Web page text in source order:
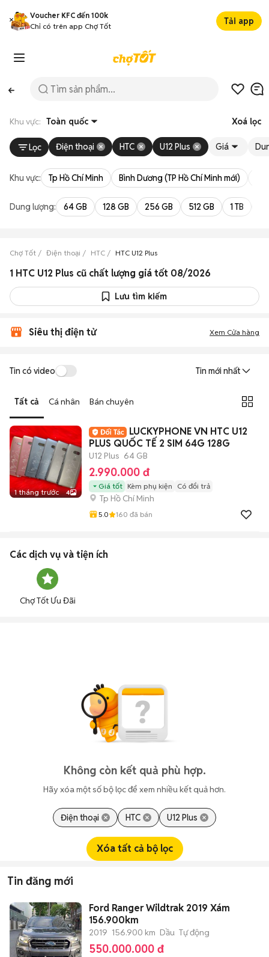
Voucher KFC đến 100k
Chỉ có trên app Chợ Tốt
Tải app
Khu vực: Toàn quốc Xoá lọc
Lọc Điện thoại HTC U12 Plus Giá
Khu vực: Tp Hồ Chí Minh Bình Dương (TP Hồ Chí Minh mới)
Dung lượng: 64 GB 128 GB 256 GB 512 GB 1 TB
Chợ Tốt Điện thoại HTC HTC U12 Plus
1 HTC U12 Plus cũ chất lượng giá tốt 08/2026
Lưu tìm kiếm
Siêu thị điện tử Xem Cửa hàng
Tin có video Tin mới nhất
Tất cả Cá nhân Bán chuyên
1 tháng trước 4
LUCKYPHONE VN HTC U12
PLUS QUỐC TẾ 2 SIM 64G 128G
U12 Plus 64 GB
2.990.000 đ
Giá tốt Kèm phụ kiện Có đổi trả
Tp Hồ Chí Minh
5.0 160 đã bán
Các dịch vụ và tiện ích
Chợ Tốt Ưu Đãi
Không còn kết quả phù hợp.
Hãy xóa một số bộ lọc để xem nhiều kết quả hơn.
Điện thoại HTC U12 Plus
Xóa tất cả bộ lọc
Tin đăng mới
Ford Ranger Wildtrak 2019 Xám
156.900km
2019 156.900 km Dầu Tự động
550.000.000 đ